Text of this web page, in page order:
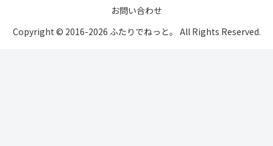
お問い合わせ
Copyright © 2016-2026 ふたりでねっと。 All Rights Reserved.